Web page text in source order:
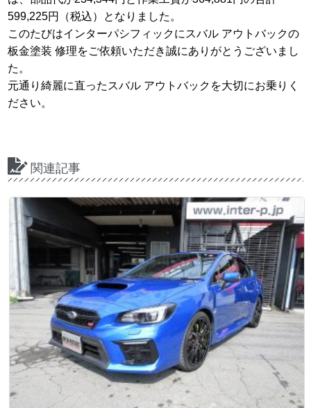
599,225円（税込）となりました。
このたびはインターパシフィックにスバル アウトバックの
板金塗装 修理をご依頼いただき誠にありがとうございまし
た。
元通り綺麗に直ったスバル アウトバックを大切にお乗りく
ださい。
関連記事